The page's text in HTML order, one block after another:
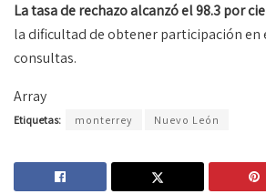
La tasa de rechazo alcanzó el 98.3 por
la dificultad de obtener participación en
consultas.
Array
Etiquetas: monterrey Nuevo León